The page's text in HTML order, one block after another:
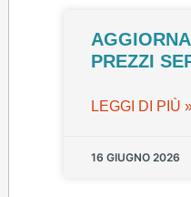
PREZZI
LEGGI DI PIÙ
16 GIUGNO 2026